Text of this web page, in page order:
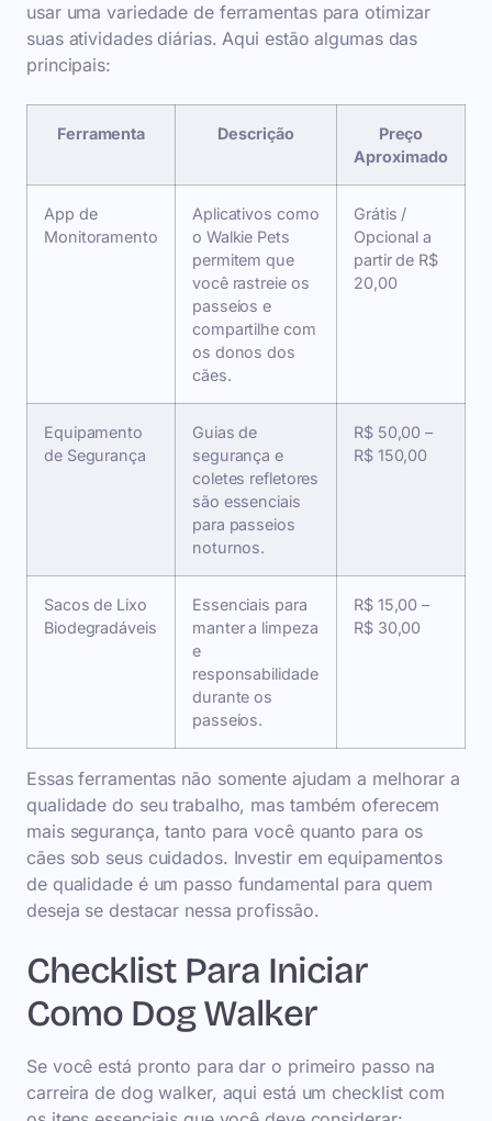
usar uma variedade de ferramentas para otimizar
suas atividades diárias. Aqui estão algumas das
principais:
Ferramenta Descrição
Preço
Aproximado
App de
Monitoramento
Aplicativos como
o Walkie Pets
permitem que
você rastreie os
passeios e
compartilhe com
os donos dos
cães.
Grátis /
Opcional a
partir de R$
20,00
Equipamento
de Segurança
Guias de
segurança e
coletes refletores
são essenciais
para passeios
noturnos.
R$ 50,00 –
R$ 150,00
Sacos de Lixo
Biodegradáveis
Essenciais para
manter a limpeza
e
responsabilidade
durante os
passeios.
R$ 15,00 –
R$ 30,00
Essas ferramentas não somente ajudam a melhorar a
qualidade do seu trabalho, mas também oferecem
mais segurança, tanto para você quanto para os
cães sob seus cuidados. Investir em equipamentos
de qualidade é um passo fundamental para quem
deseja se destacar nessa profissão.
Checklist Para Iniciar
Como Dog Walker
Se você está pronto para dar o primeiro passo na
carreira de dog walker, aqui está um checklist com